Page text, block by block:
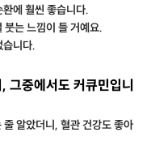
에 훨씬 좋습니다.
는 느낌이 들 거예요.
습니다.
그중에서도 커큐민입니
알았더니, 혈관 건강도 좋아